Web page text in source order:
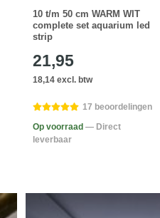
10 t/m 50 cm WARM WIT
complete set aquarium led
strip
21,95
18,14 excl. btw
17 beoordelingen
Op voorraad — Direct
leverbaar